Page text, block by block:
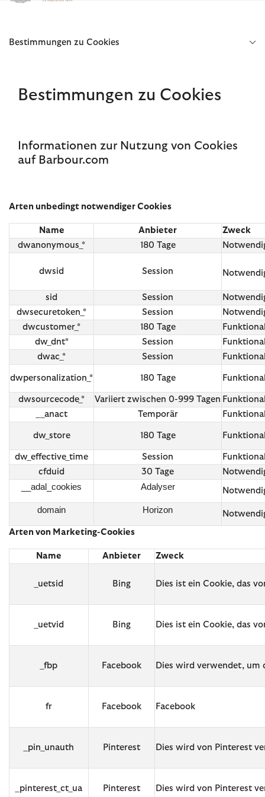
Klicken Sie hier, um unsere Barrierefreiheitserklärung
Bestimmungen zu Cookies
Bestimmungen zu Cookies
Informationen zur Nutzung von Cookies
auf Barbour.com
Arten unbedingt notwendiger Cookies
Name Anbieter
Zweck
dwanonymous_*
180 Tage
dwsid Session
sid Session
dwsecuretoken_*
Session
dwcustomer_*
180 Tage
dw_dnt*
Session
dwac_*
Session
dwpersonalization_* 180 Tage
dwsourcecode_* Variiert zwischen 0-999 Tagen
__anact
Temporär
dw_store 180 Tage
dw_effective_time Session
cfduid
30 Tage
__adal_cookies Adalyser
domain Horizon
Arten von Marketing-Cookies
Name Anbieter Zweck
_uetsid Bing Dies ist ein Cookie, das
_uetvid Bing Dies ist ein Cookie, das
_fbp Facebook Dies wird verwendet, um
fr Facebook Facebook
_pin_unauth Pinterest Dies wird von Pinterest
_pinterest_ct_ua Pinterest Dies wird von Pinterest